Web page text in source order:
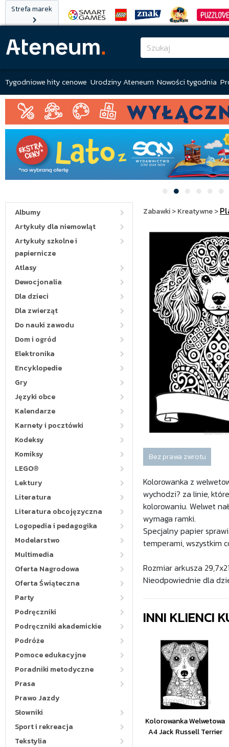
Strefa marek
Tygodniowe hity cenowe Urodziny Ateneum Nowości tygodnia
Albumy
Artykuły dla niemowląt
Artykuły szkolne i
papiernicze
Atlasy
Dewocjonalia
Dla dzieci
Dla zwierząt
Do nauki zawodu
Dom i ogród
Elektronika
Encyklopedie
Gry
Języki obce
Kalendarze
Karnety i pocztówki
Kodeksy
Komiksy
LEGO®
Lektury
Literatura
Literatura obcojęzyczna
Logopedia i pedagogika
Modelarstwo
Multimedia
Oferta Nagrodowa
Oferta Świąteczna
Party
Podręczniki
Podręczniki akademickie
Podróże
Pomoce edukacyjne
Poradniki metodyczne
Prasa
Prawo Jazdy
Słowniki
Sport i rekreacja
Tekstylia
Zabawki>Kreatywne>
Bez prawa zwrotu
Kolorowanka z
wychodzi? za linie,
kolorowaniu. Welwet
wymaga ramki.
Specjalny papier
temperami, wszystkim
Rozmiar arkusza
Nieodpowiednie dla
INNI KLIENCI
Kolorowanka Welwetowa
A4 Jack Russell Terrier